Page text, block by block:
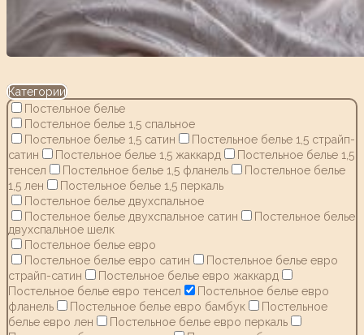
Категории
Постельное белье
Постельное белье 1,5 спальное
Постельное белье 1,5 сатин
Постельное белье 1,5 страйп-
сатин
Постельное белье 1,5 жаккард
Постельное белье 1,5
тенсел
Постельное белье 1,5 фланель
Постельное белье
1,5 лен
Постельное белье 1,5 перкаль
Постельное белье двухспальное
Постельное белье двухспальное сатин
Постельное белье
двухспальное шелк
Постельное белье евро
Постельное белье евро сатин
Постельное белье евро
страйп-сатин
Постельное белье евро жаккард
Постельное белье евро тенсел
Постельное белье евро
фланель
Постельное белье евро бамбук
Постельное
белье евро лен
Постельное белье евро перкаль